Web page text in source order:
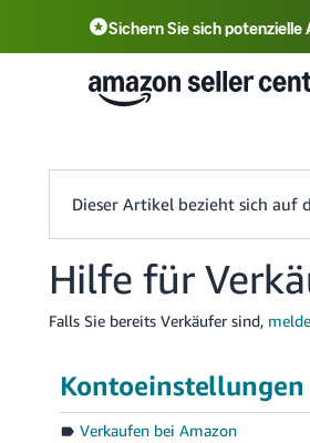
Sichern Sie sich potenzielle
English - US 中文 -
Dieser Artikel bezieht sich auf
Hilfe für
Falls Sie bereits Verkäufer sind,
Kontoeinstellungen
Verkaufen bei Amazon